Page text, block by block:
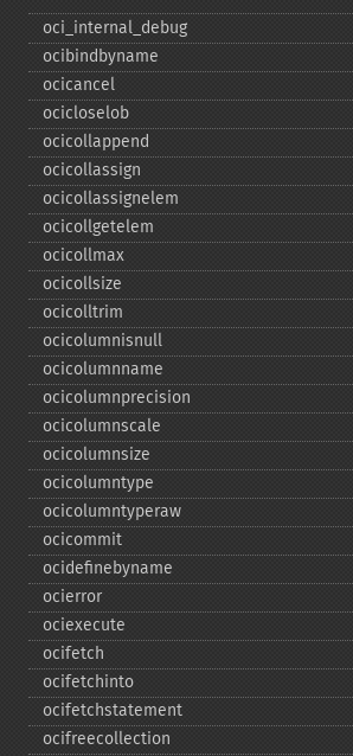
oci_​internal_​debug
ocibindbyname
ocicancel
ocicloselob
ocicollappend
ocicollassign
ocicollassignelem
ocicollgetelem
ocicollmax
ocicollsize
ocicolltrim
ocicolumnisnull
ocicolumnname
ocicolumnprecision
ocicolumnscale
ocicolumnsize
ocicolumntype
ocicolumntyperaw
ocicommit
ocidefinebyname
ocierror
ociexecute
ocifetch
ocifetchinto
ocifetchstatement
ocifreecollection